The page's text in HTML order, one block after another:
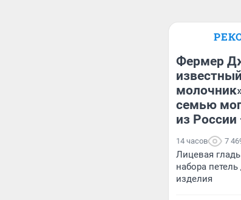
Фермер
семью
из
14 часов 7
Лицевая
набора
изделия